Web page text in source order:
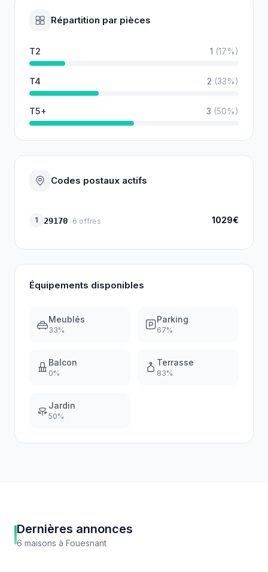
Répartition par pièces
T2 1 (17%)
T4 2 (33%)
T5+ 3 (50%)
Codes postaux actifs
1 29170 6 offres 1029€
Équipements disponibles
Meublés
33%
Parking
67%
Balcon
0%
Terrasse
83%
Jardin
50%
Dernières annonces
6 maisons à Fouesnant